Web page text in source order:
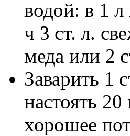
водой: в 1 л
ч 3 ст. л.
меда или 2
Заварить 1
настоять
хорошее